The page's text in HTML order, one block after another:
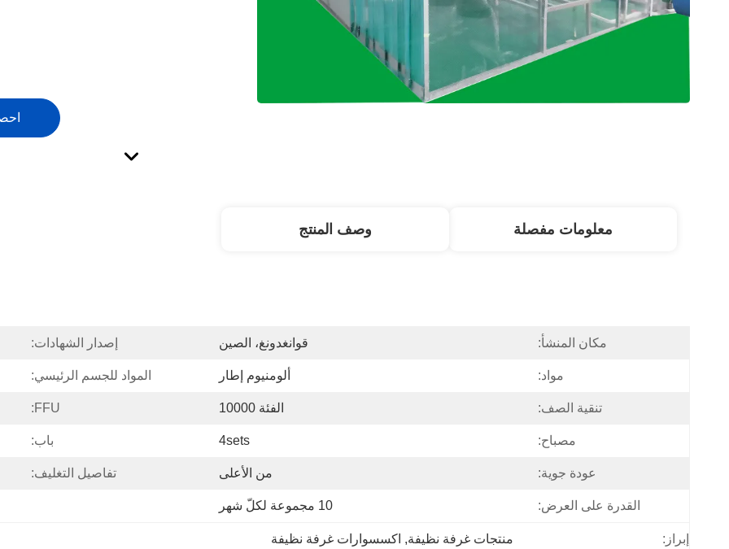
معلومات مفصلة وصف المنتج
مكان المنشأ: قوانغدونغ، الصين إصدار الشهادات:
مواد: ألومنيوم إطار المواد للجسم الرئيسي:
تنقية الصف: الفئة 10000 FFU:
مصباح: 4sets باب:
عودة جوية: من الأعلى تفاصيل التغليف:
القدرة على العرض: 10 مجموعة لكلّ شهر
إبراز: منتجات غرفة نظيفة, اكسسوارات غرفة نظيفة